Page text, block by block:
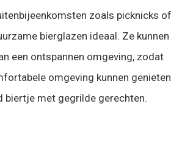
zoals picknicks of
bierglazen ideaal. Ze kunnen
een ontspannen omgeving, zodat
omgeving kunnen genieten
biertje met gegrilde gerechten.